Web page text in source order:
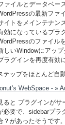
ァイルとデータベー
の最新ファ
イトをメインテナン
効になっているプラ
のファイル
しいWindowにアッ
ラグインを再度有効
テップをほとんど自
Ionut’s WebSpace - »
ると プラグインがサ
必要で、sidebarプラ
？があったそうです。